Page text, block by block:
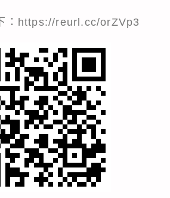
： https://reurl.cc/orZVp3